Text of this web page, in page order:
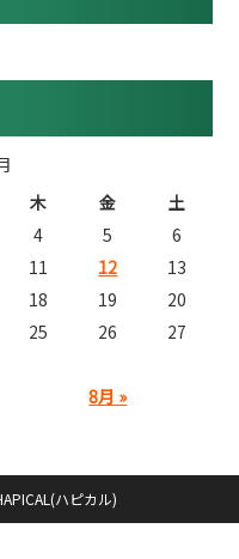
木 金 土
8月 »
4 5
6
11 12
13
18 19
20
25 26
27
ハピカル)